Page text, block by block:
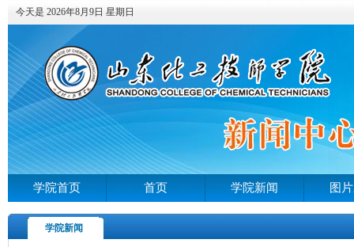
今天是 2026年8月9日 星期日
学院首页 首页 学院新闻 图
学院新闻